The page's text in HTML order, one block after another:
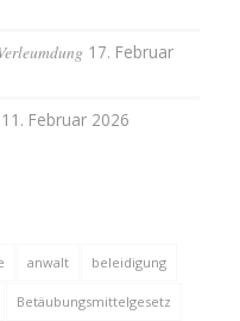
17. Februar
11. Februar 2026
anwalt beleidigung
Betäubungsmittelgesetz